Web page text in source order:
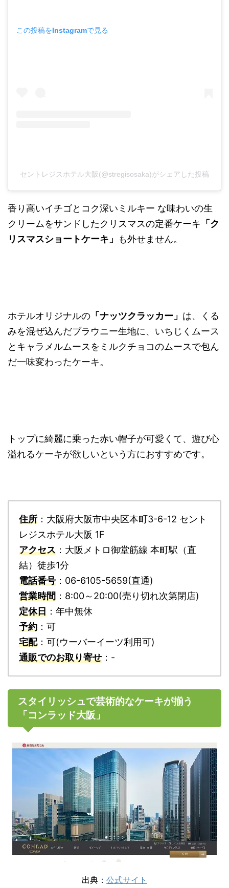
この投稿をInstagramで見る
セントレジスホテル大阪(@stregisosaka)がシェアした投稿
香り高いイチゴとコク深いミルキー な味わいの生
クリームをサンドしたクリスマスの定番ケーキ 「ク
リスマスショートケーキ」
も外せません。
ホテルオリジナルの 「ナッツクラッカー」 は、くる
みを混ぜ込んだブラウニー生地に、いちじくムース
とキャラメルムースをミルクチョコのムースで包ん
だ一味変わったケーキ。
トップに綺麗に乗った赤い帽子が可愛くて、遊び心
溢れるケーキが欲しいという方におすすめです。
住所 ：大阪府大阪市中央区本町3-6-12 セント
レジスホテル大阪 1F
アクセス ：大阪メトロ御堂筋線 本町駅（直
結）徒歩1分
電話番号 ：06-6105-5659(直通)
営業時間 ：8:00～20:00(売り切れ次第閉店)
定休日 ：年中無休
予約 ：可
宅配：可(ウーバーイーツ利用可)
通販でのお取り寄せ ：-
スタイリッシュで芸術的なケーキが揃う
「コンラッド大阪」
出典： 公式サイト